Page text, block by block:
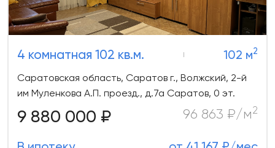
4 комнатная 102 кв.м. 102 м2
Саратовская область, Саратов г., Волжский, 2-й
им Муленкова А.П. проезд., д.7а Саратов, 0 эт.
9 880 000 ₽ 96 863 ₽/м2